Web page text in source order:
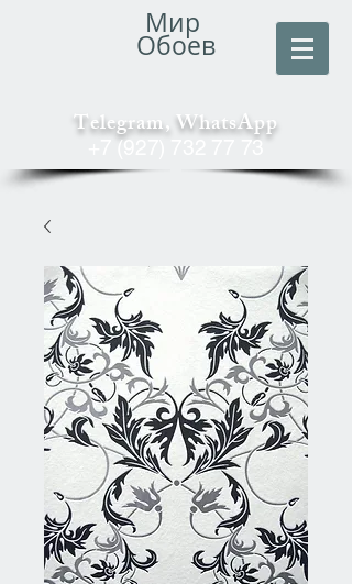
Мир
Обоев
Telegram, WhatsApp
+7 (927) 732 77 73